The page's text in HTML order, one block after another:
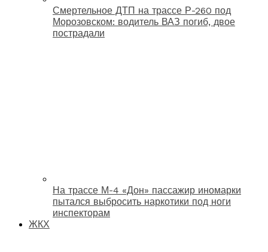
Смертельное ДТП на трассе Р-260 под
Морозовском: водитель ВАЗ погиб, двое
пострадали
На трассе М-4 «Дон» пассажир иномарки
пытался выбросить наркотики под ноги
инспекторам
ЖКХ